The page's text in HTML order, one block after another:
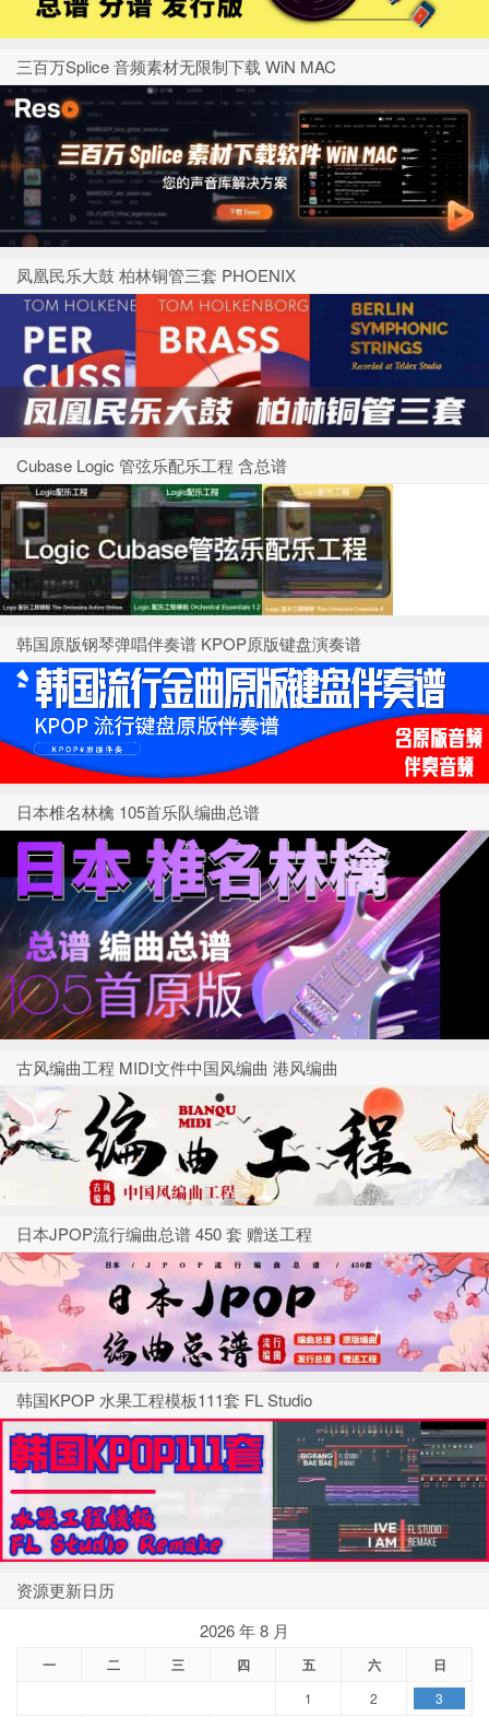
三百万Splice 音频素材无限制下载 WiN MAC
凤凰民乐大鼓 柏林铜管三套 PHOENIX
Cubase Logic 管弦乐配乐工程 含总谱
韩国原版钢琴弹唱伴奏谱 KPOP原版键盘演奏谱
日本椎名林檎 105首乐队编曲总谱
古风编曲工程 MIDI文件中国风编曲 港风编曲
日本JPOP流行编曲总谱 450 套 赠送工程
韩国KPOP 水果工程模板111套 FL Studio
资源更新日历
2026 年 8 月
一 二 三 四 五 六 日
1 2
3